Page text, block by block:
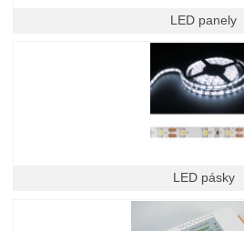
LED panely
LED pásky